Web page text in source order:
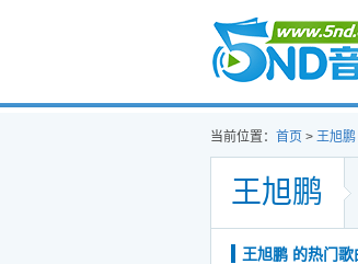
首页
当前位置： 首页 > 王旭鹏
王旭鹏
王旭鹏 的热门歌